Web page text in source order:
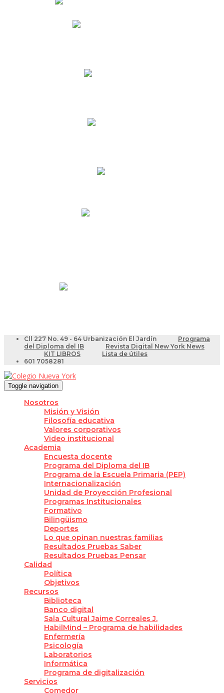
Cll 227 No. 49 - 64 Urbanización El Jardín
Programa
del Diploma del IB
Revista Digital New York News
KIT LIBROS
Lista de útiles
601 7058281
Toggle navigation
Nosotros
Misión y Visión
Filosofía educativa
Valores corporativos
Video institucional
Academia
Encuesta docente
Programa del Diploma del IB
Programa de la Escuela Primaria (PEP)
Internacionalización
Unidad de Proyección Profesional
Programas Institucionales
Formativo
Bilingüismo
Deportes
Lo que opinan nuestras familias
Resultados Pruebas Saber
Resultados Pruebas Pensar
Calidad
Política
Objetivos
Recursos
Biblioteca
Banco digital
Sala Cultural Jaime Correales J.
HabilMind – Programa de habilidades
Enfermería
Psicología
Laboratorios
Informática
Programa de digitalización
Servicios
Comedor